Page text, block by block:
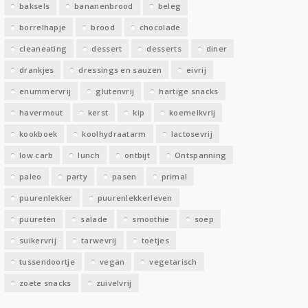
baksels bananenbrood beleg
borrelhapje brood chocolade
cleaneating dessert desserts diner
drankjes dressings en sauzen eivrij
enummervrij glutenvrij hartige snacks
havermout kerst kip koemelkvrij
kookboek koolhydraatarm lactosevrij
low carb lunch ontbijt Ontspanning
paleo party pasen primal
puurenlekker puurenlekkerleven
puureten salade smoothie soep
suikervrij tarwevrij toetjes
tussendoortje vegan vegetarisch
zoete snacks zuivelvrij